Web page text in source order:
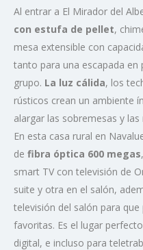
Al entrar a El Mirador del
con estufa de pellet,
mesa extensible con
tanto para una escapada
grupo. La luz cálida, los
rústicos crean un ambiente
alargar las sobremesas y
En esta casa rural en
de fibra óptica 600 megas
smart TV con televisión de
suite y otra en el salón,
televisión del salón para
favoritas. Es el lugar
digital, e incluso para